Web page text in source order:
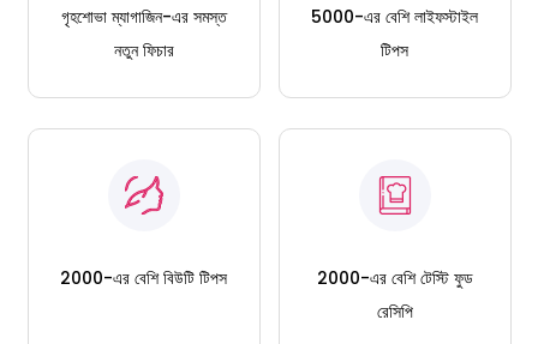
গৃহশোভা ম্যাগাজিন-এর সমস্ত
নতুন ফিচার
5000-এর বেশি লাইফস্টাইল
টিপস
2000-এর বেশি বিউটি টিপস
2000-এর বেশি টেস্টি ফুড
রেসিপি